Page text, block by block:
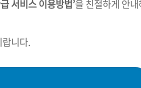
서비스 이용방법’을 친절하게 안
니다.